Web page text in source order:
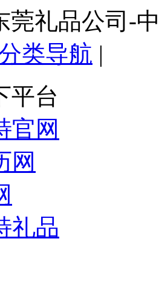
莞礼品公司-
类导航 |
平台
官网
网
礼品